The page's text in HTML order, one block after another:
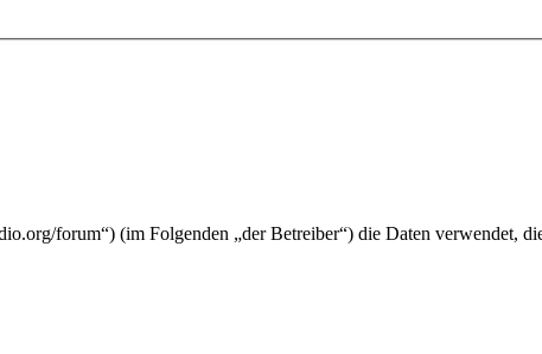
forum“) (im Folgenden „der Betreiber“) die Daten verwendet,